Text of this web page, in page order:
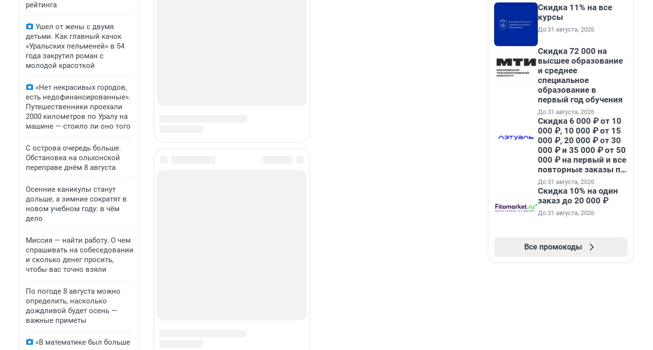
рейтинга
Ушел от жены с двумя
детьми. Как главный качок
«Уральских пельменей» в 54
года закрутил роман с
молодой красоткой
«Нет некрасивых городов,
есть недофинансированные».
Путешественники проехали
2000 километров по Уралу на
машине — стоило ли оно того
С острова очередь больше.
Обстановка на ольхонской
переправе днём 8 августа
Осенние каникулы станут
дольше, а зимние сократят в
новом учебном году: в чём
дело
Миссия — найти работу. О чем
спрашивать на собеседовании
и сколько денег просить,
чтобы вас точно взяли
По погоде 8 августа можно
определить, насколько
дождливой будет осень —
важные приметы
«В математике был больше
Скидка 11% на все
курсы
До 31 августа, 2026
Скидка 72 000 на
высшее образование
и среднее
специальное
образование в
первый год обучения
До 31 августа, 2026
Скидка 6 000 ₽ от 10
000 ₽, 10 000 ₽ от 15
000 ₽, 20 000 ₽ от 30
000 ₽ и 35 000 ₽ от 50
000 ₽ на первый и все
повторные заказы по
промокоду НАБЕРИ
До 31 августа, 2026
Скидка 10% на один
заказ до 20 000 ₽
До 31 августа, 2026
Все промокоды